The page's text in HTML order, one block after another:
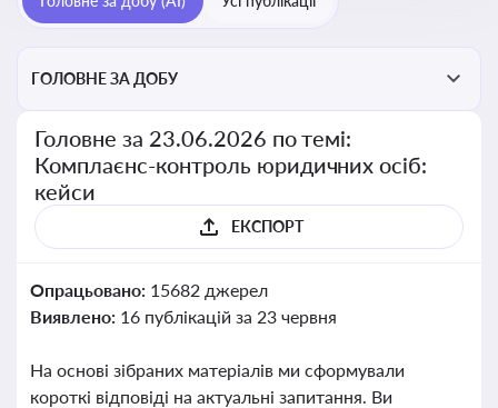
ГОЛОВНЕ ЗА ДОБУ
Головне за 23.06.2026 по темі:
Комплаєнс-контроль юридичних осіб:
кейси
ЕКСПОРТ
Опрацьовано: 15682 джерел
Виявлено: 16 публікацій за 23 червня
На основі зібраних матеріалів ми сформували
короткі відповіді на актуальні запитання. Ви